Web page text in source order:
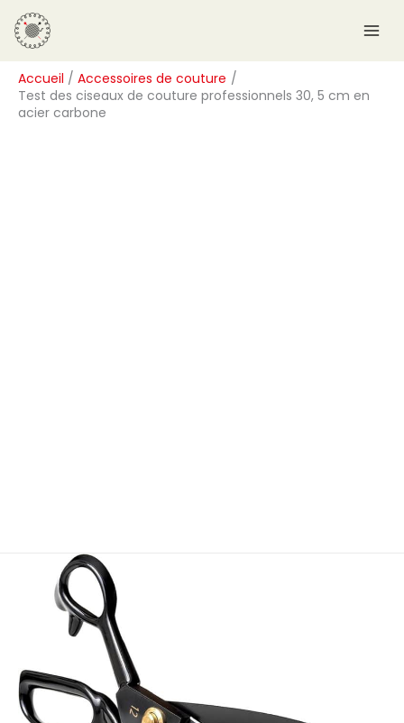
Aller
au
contenu
Accueil
Accessoires de couture
Test des ciseaux de couture professionnels 30, 5 cm en
acier carbone
R
e
c
h
e